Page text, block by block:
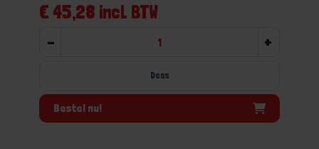
€ 45,28 incl. BTW
- +
Doos
Bestel nu!